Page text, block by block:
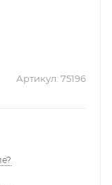
Артикул: 75196